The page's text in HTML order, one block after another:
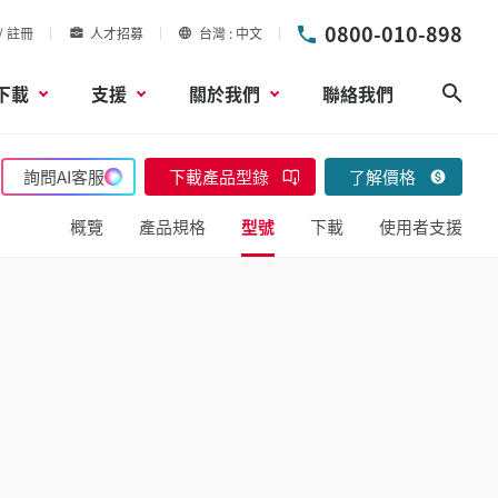
註冊 人才招募 台灣 中文 0800-010-898
載 支援 關於我們 聯絡我們
詢問AI客服 下載產品型錄 了解價格
概覽 產品規格 型號 下載 使用者支援